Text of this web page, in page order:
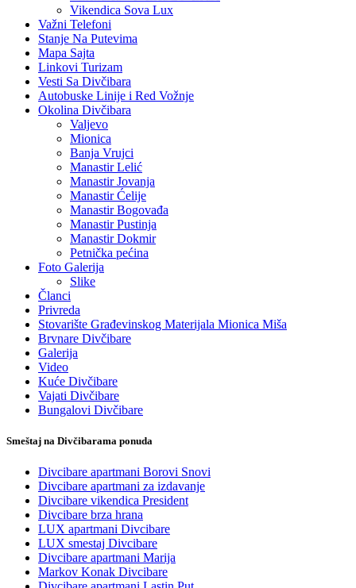
Vikendica Sova Lux
Važni Telefoni
Stanje Na Putevima
Mapa Sajta
Linkovi Turizam
Vesti Sa Divčibara
Autobuske Linije i Red Vožnje
Okolina Divčibara
Valjevo
Mionica
Banja Vrujci
Manastir Lelić
Manastir Jovanja
Manastir Ćelije
Manastir Bogovađa
Manastir Pustinja
Manastir Dokmir
Petnička pećina
Foto Galerija
Slike
Članci
Privreda
Stovarište Građevinskog Materijala Mionica Miša
Brvnare Divčibare
Galerija
Video
Kuće Divčibare
Vajati Divčibare
Bungalovi Divčibare
Smeštaj na Divčibarama ponuda
Divcibare apartmani Borovi Snovi
Divcibare apartmani za izdavanje
Divcibare vikendica President
Divcibare brza hrana
LUX apartmani Divcibare
LUX smestaj Divcibare
Divcibare apartmani Marija
Markov Konak Divcibare